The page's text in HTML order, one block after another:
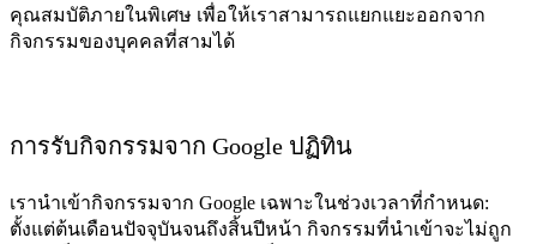
คุณสมบัติภายในพิเศษ เพื่อให้เราสามารถแยกแยะออกจาก
กิจกรรมของบุคคลที่สามได้
การรับกิจกรรมจาก Google ปฏิทิน
เรานำเข้ากิจกรรมจาก Google เฉพาะในช่วงเวลาที่กำหนด:
ตั้งแต่ต้นเดือนปัจจุบันจนถึงสิ้นปีหน้า กิจกรรมที่นำเข้าจะไม่ถูก